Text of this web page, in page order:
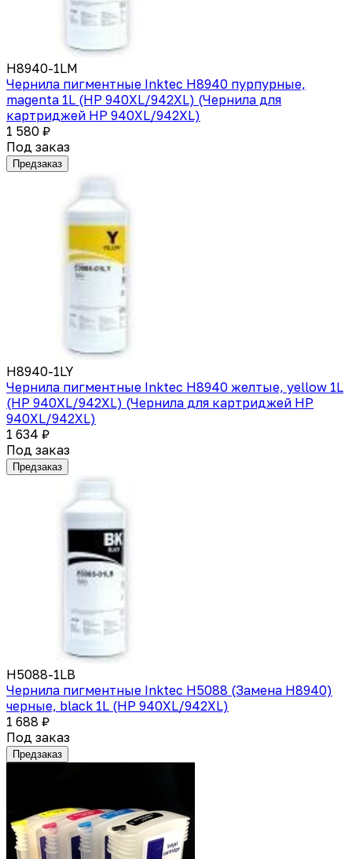
H8940-1LM
Чернила пигментные Inktec H8940 пурпурные,
magenta 1L (HP 940XL/942XL) (Чернила для
картриджей HP 940XL/942XL)
1 580 ₽
Под заказ
Предзаказ
H8940-1LY
Чернила пигментные Inktec H8940 желтые, yellow 1L
(HP 940XL/942XL) (Чернила для картриджей HP
940XL/942XL)
1 634 ₽
Под заказ
Предзаказ
H5088-1LB
Чернила пигментные Inktec H5088 (Замена H8940)
черные, black 1L (HP 940XL/942XL)
1 688 ₽
Под заказ
Предзаказ